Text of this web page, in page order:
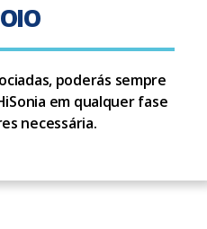
poderás sempre
em qualquer fase
necessária.